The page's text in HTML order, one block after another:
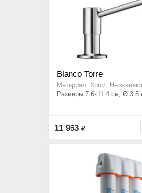
Blanco Torre
Материал: Хром,
Размеры 7.6x11.4 см, Ø 3.5
11 963 ₽